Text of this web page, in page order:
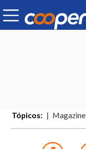
Tópicos: Magazine